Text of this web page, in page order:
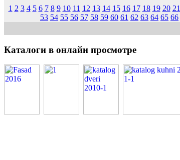
1 2 3 4 5 6 7 8 9 10 11 12 13 14 15 16 17 18 19 20 21
53 54 55 56 57 58 59 60 61 62 63 64 65 66
Каталоги в онлайн просмотре